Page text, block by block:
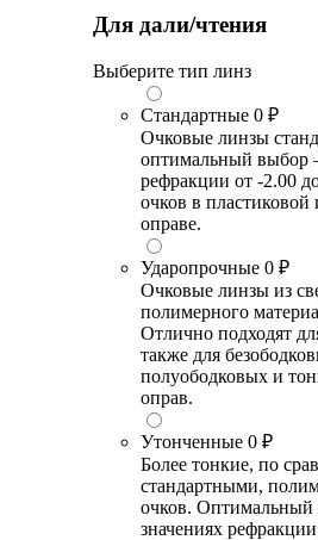
Для дали/чтения
Выберите тип линз
Стандартные 0 ₽
Очковые линзы
оптимальный выбор
рефракции от -2.00
очков в пластиковой
оправе.
Ударопрочные 0 ₽
Очковые линзы из
полимерного
Отлично подходят
также для
полуободковых и
оправ.
Утонченные 0 ₽
Более тонкие, по
стандартными,
очков. Оптимальный
значениях